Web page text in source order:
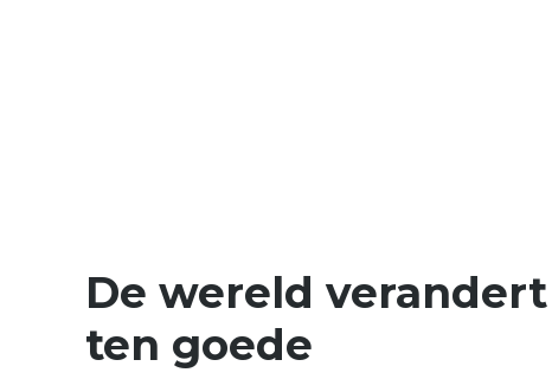
De wereld
ten goede